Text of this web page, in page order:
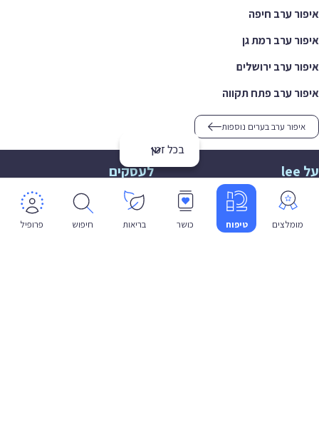
בכל זמן
איפור ערב חיפה
איפור ערב רמת גן
איפור ערב ירושלים
איפור ערב פתח תקווה
איפור ערב בערים נוספות
על lee
תמיכה
לעסקים
הצטרפות
תמיכה לעסקים
מומלצים טיפוח כושר בריאות חיפוש פרופיל